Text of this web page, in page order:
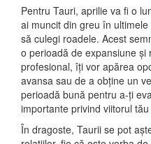
Pentru Tauri, aprilie va fi o
ai muncit din greu în
să culegi roadele. Acest
o perioadă de expansiune și
profesional, îți vor apărea
avansa sau de a obține un
perioadă bună pentru a-ți
importante privind viitorul
În dragoste, Taurii se pot